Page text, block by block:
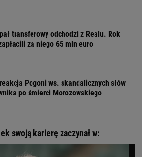
transferowy odchodzi z Realu. Rok
za niego 65 mln euro
Pogoni ws. skandalicznych słów
po śmierci Morozowskiego
swoją karierę zaczynał w: